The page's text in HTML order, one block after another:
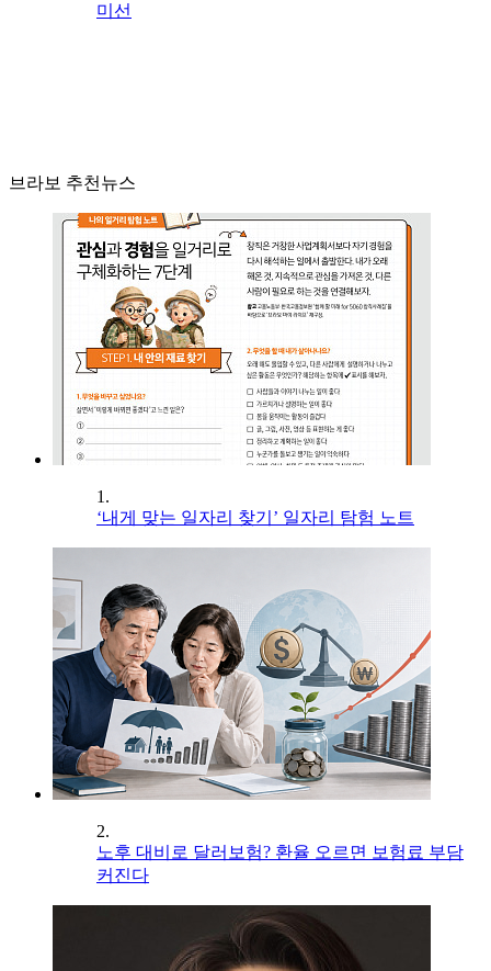
미선
브라보 추천뉴스
1.
‘내게 맞는 일자리 찾기’ 일자리 탐험 노트
2.
노후 대비로 달러보험? 환율 오르면 보험료 부담
커진다